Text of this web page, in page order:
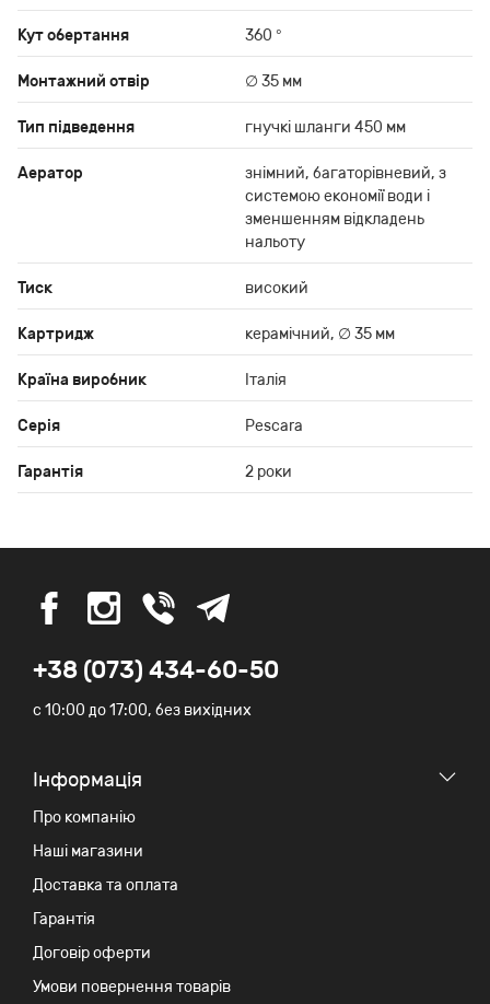
Кут обертання 360 °
Монтажний отвір ∅ 35 мм
Тип підведення гнучкі шланги 450 мм
Аератор
знімний, багаторівневий, з
системою економії води і
зменшенням відкладень
нальоту
Тиск високий
Картридж керамічний, ∅ 35 мм
Країна виробник Італія
Серія Pescara
Гарантія 2 роки
+38 (073) 434-60-50
c 10:00 до 17:00, без вихідних
Iнформація
Про компанію
Наші магазини
Доставка та оплата
Гарантія
Договір оферти
Умови повернення товарів